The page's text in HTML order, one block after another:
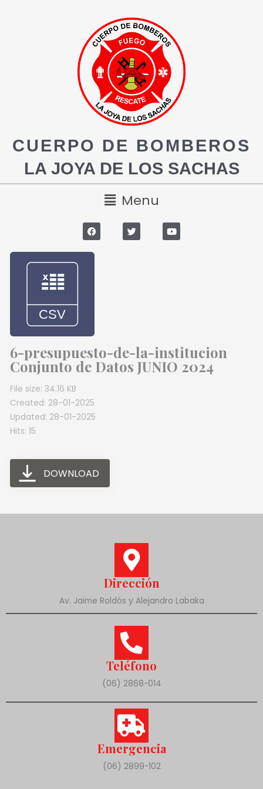
CUERPO DE BOMBEROS
LA JOYA DE LOS SACHAS
Menu
6-presupuesto-de-la-institucion
Conjunto de Datos JUNIO 2024
File size: 34.16 KB
Created: 28-01-2025
Updated: 28-01-2025
Hits: 15
DOWNLOAD
Dirección
Av. Jaime Roldós y Alejandro Labaka
Teléfono
(06) 2868-014
Emergencia
(06) 2899-102